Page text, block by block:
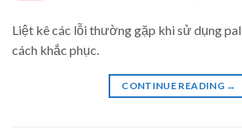
Liệt kê các lỗi thường gặp khi sử dụng
cách khắc phục.
CONTINUE READING →